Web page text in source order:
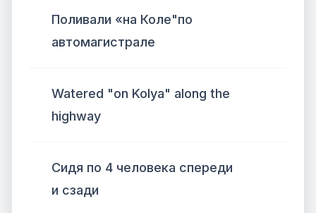
Поливали «на Коле"по
автомагистрале
Watered "on Kolya" along the
highway
Сидя по 4 человека спереди
и сзади